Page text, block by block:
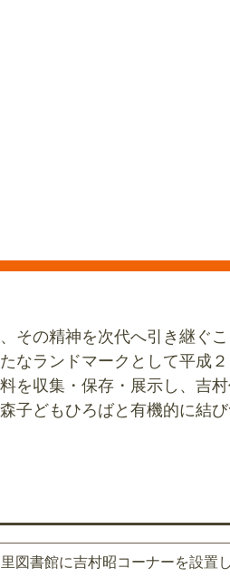
その精神を次代へ引き継ぐ
なランドマークとして平成
を収集・保存・展示し、吉
子どもひろばと有機的に結
図書館に吉村昭コーナーを設置